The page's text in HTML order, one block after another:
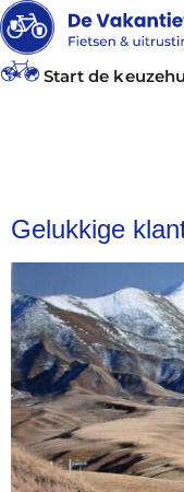
Start de
Gelukkige